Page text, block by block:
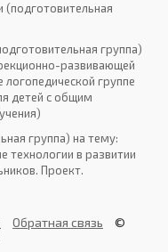
(подготовительная
группа)
развивающей
группе
детей с общим
группа) на тему:
в развитии
Проект.
Обратная связь
©